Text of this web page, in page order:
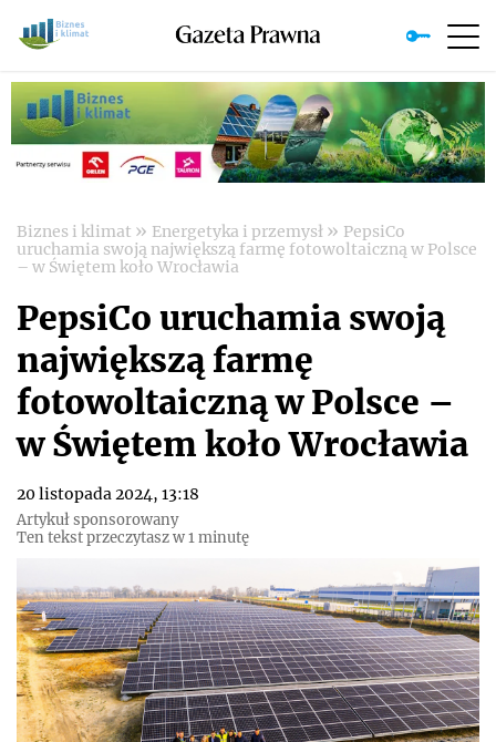
Biznes i klimat » Energetyka i przemysł » PepsiCo
uruchamia swoją największą farmę fotowoltaiczną w Polsce
– w Świętem koło Wrocławia
PepsiCo uruchamia swoją
największą farmę
fotowoltaiczną w Polsce –
w Świętem koło Wrocławia
20 listopada 2024, 13:18
Artykuł sponsorowany
Ten tekst przeczytasz w 1 minutę